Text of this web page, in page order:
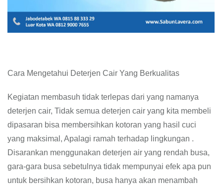
Cara Mengetahui Deterjen Cair Yang Berkualitas
Kegiatan membasuh tidak terlepas dari yang namanya
deterjen cair, Tidak semua deterjen cair yang kita membeli
dipasaran bisa membersihkan kotoran yang hasil cuci
yang maksimal, Apalagi ramah terhadap lingkungan .
Disarankan menggunakan deterjen air yang rendah busa,
gara-gara busa sebetulnya tidak mempunyai efek apa pun
untuk bersihkan kotoran, busa hanya akan menambah